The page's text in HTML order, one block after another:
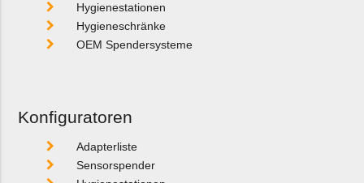
Hygienestationen
Hygieneschränke
OEM Spendersysteme
Konfiguratoren
Adapterliste
Sensorspender